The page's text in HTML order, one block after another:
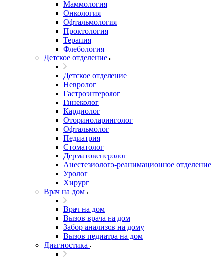
Маммология
Онкология
Офтальмология
Проктология
Терапия
Флебология
Детское отделение
Детское отделение
Невролог
Гастроэнтеролог
Гинеколог
Кардиолог
Оториноларинголог
Офтальмолог
Педиатрия
Стоматолог
Дерматовенеролог
Анестезиолого-реанимационное отделение
Уролог
Хирург
Врач на дом
Врач на дом
Вызов врача на дом
Забор анализов на дому
Вызов педиатра на дом
Диагностика